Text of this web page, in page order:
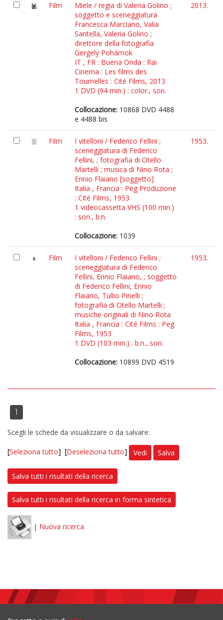
Film
Miele / regia di Valeria Golino ;
soggetto e sceneggiatura
Francesca Marciano, Valia
Santella, Valeria Golino ;
direttore della fotografia
Gergely Pohárnok
IT , FR : Buena Onda : Rai
Cinema : Les films des
Tournelles : Cité Films, 2013
1 DVD (94 min.) : color., son.
Collocazione: 10868 DVD 4488
e 4488 bis
2013.
Film
I vitelloni / Federico Fellini ;
sceneggiatura di Federico
Fellini, ; fotografia di Otello
Martelli ; musica di Nino Rota ;
Ennio Flaiano [soggetto]
Italia , Francia : Peg Produzione
: Cité Films, 1953
1 videocassetta VHS (100 min.)
: son., b.n.
Collocazione: 1039
1953.
Film
I vitelloni / Federico Fellini ;
sceneggiatura di Federico
Fellini, Ennio Flaiano, ; soggetto
di Federico Fellini, Ennio
Flaiano, Tullio Pinelli ;
fotografia di Otello Martelli ;
musiche originali di Nino Rota
Italia , Francia : Cité Films : Peg
Films, 1953
1 DVD (103 min.) : b.n., son.
Collocazione: 10899 DVD 4519
1953.
1
Scegli le schede da visualizzare o da salvare:
[Seleziona tutto] [Deseleziona tutto] Vedi Salva
Salva tutti i risultati della ricerca
Salva tutti i risultati della ricerca in forma sintetica
| Nuova ricerca